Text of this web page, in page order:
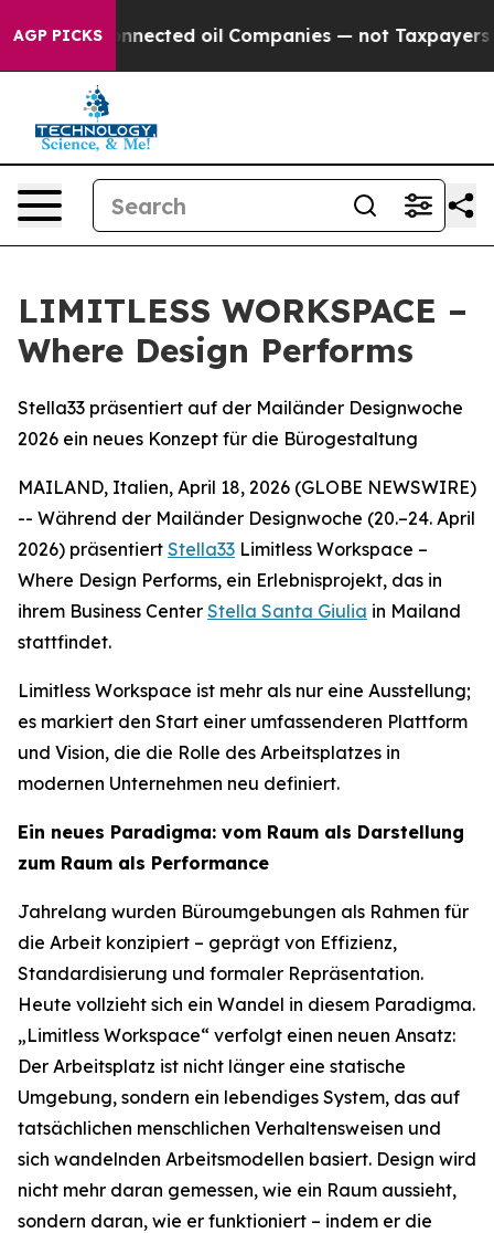
AGP PICKSConnected oil Companies — not Taxpayers —
LIMITLESS WORKSPACE –
Where Design Performs
Stella33 präsentiert auf der Mailänder Designwoche
2026 ein neues Konzept für die Bürogestaltung
MAILAND, Italien, April 18, 2026 (GLOBE NEWSWIRE)
-- Während der Mailänder Designwoche (20.–24. April
2026) präsentiert Stella33 Limitless Workspace –
Where Design Performs, ein Erlebnisprojekt, das in
ihrem Business Center Stella Santa Giulia in Mailand
stattfindet.
Limitless Workspace ist mehr als nur eine Ausstellung;
es markiert den Start einer umfassenderen Plattform
und Vision, die die Rolle des Arbeitsplatzes in
modernen Unternehmen neu definiert.
Ein neues Paradigma: vom Raum als Darstellung
zum Raum als Performance
Jahrelang wurden Büroumgebungen als Rahmen für
die Arbeit konzipiert – geprägt von Effizienz,
Standardisierung und formaler Repräsentation.
Heute vollzieht sich ein Wandel in diesem Paradigma.
„Limitless Workspace“ verfolgt einen neuen Ansatz:
Der Arbeitsplatz ist nicht länger eine statische
Umgebung, sondern ein lebendiges System, das auf
tatsächlichen menschlichen Verhaltensweisen und
sich wandelnden Arbeitsmodellen basiert. Design wird
nicht mehr daran gemessen, wie ein Raum aussieht,
sondern daran, wie er funktioniert – indem er die